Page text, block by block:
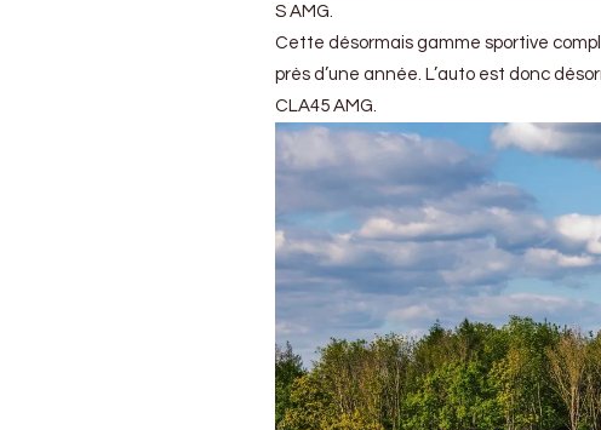
S AMG.
Cette désormais gamme sportive
près d’une année. L’auto est donc
CLA45 AMG.